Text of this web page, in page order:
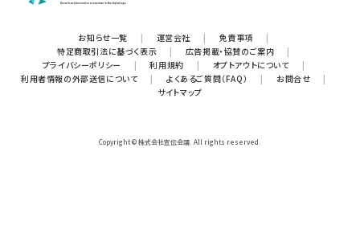
お知らせ一覧 | 運営会社 | 免責事項
|
特定商取引法に基づく表示
| 広告掲載・協賛のご案内
|
プライバシーポリシー
| 利用規約 | オプトアウトについて
|
利用者情報の外部送信について
| よくあるご質問（FAQ） | お問合せ
|
サイトマップ
Copyright © 株式会社宣伝会議. All rights reserved.